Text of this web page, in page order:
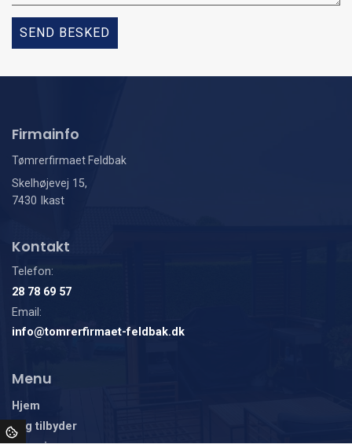
Firmainfo
Tømrerfirmaet Feldbak
Skelhøjevej 15,
7430 Ikast
Kontakt
Telefon:
28 78 69 57
Email:
info@tomrerfirmaet-feldbak.dk
Menu
Hjem
Jeg tilbyder